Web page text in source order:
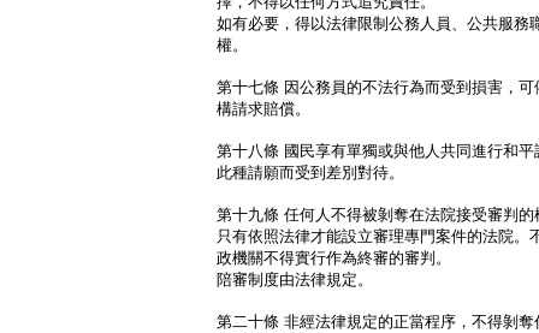
如有必要，得以法律限制公務人員、公共服務
權。
第十七條 因公務員的不法行為而受到損害，
構請求賠償。
第十八條 國民享有單獨或與他人共同進行和
此種請願而受到差別對待。
第十九條 任何人不得被剝奪在法院接受審判的
只有依照法律才能設立審理專門案件的法院。
政機關不得實行作為終審的審判。
陪審制度由法律規定。
第二十條 非經法律規定的正當程序，不得剝